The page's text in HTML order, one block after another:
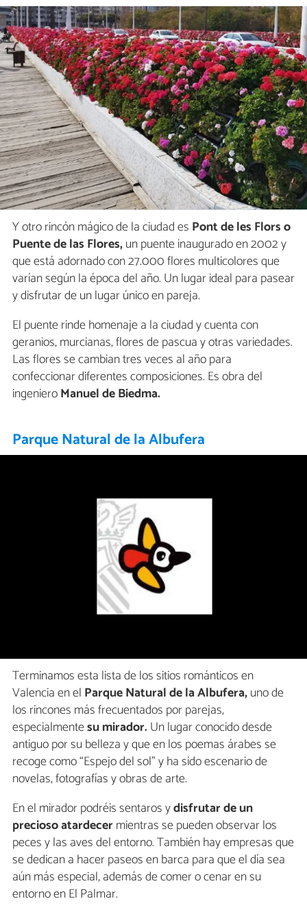
Y otro rincón mágico de la ciudad es Pont de les Flors o
Puente de las Flores,un puente inaugurado en 2002 y
que está adornado con 27.000 flores multicolores que
varían según la época del año. Un lugar ideal para pasear
y disfrutar de un lugar único en pareja.
El puente rinde homenaje a la ciudad y cuenta con
geranios, murcianas, flores de pascua y otras variedades.
Las flores se cambian tres veces al año para
confeccionar diferentes composiciones. Es obra del
ingenieroManuel de Biedma.
Parque Natural de la Albufera
Terminamos esta lista de los sitios románticos en
Valencia en el Parque Natural de la Albufera,uno de
los rincones más frecuentados por parejas,
especialmentesu mirador.Un lugar conocido desde
antiguo por su belleza y que en los poemas árabes se
recoge como “Espejo del sol” y ha sido escenario de
novelas, fotografías y obras de arte.
En el mirador podréis sentaros ydisfrutar de un
precioso atardecermientras se pueden observar los
peces y las aves del entorno. También hay empresas que
se dedican a hacer paseos en barca para que el día sea
aún más especial, además de comer o cenar en su
entorno en El Palmar.